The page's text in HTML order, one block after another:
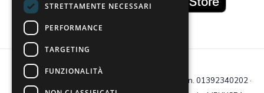
C.F e P.IVA: 01392340202 · Reg.Imp. di Mantova: n. 01392340202 ·
STRETTAMENTE NECESSARI
PERFORMANCE
TARGETING
FUNZIONALITÀ